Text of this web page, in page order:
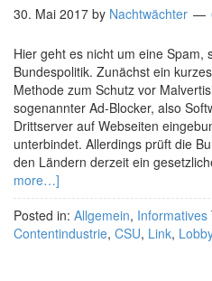
30. Mai 2017 by Nachtwächter
Hier geht es nicht um eine Spam,
Bundespolitik. Zunächst ein
Methode zum Schutz vor
sogenannter Ad-Blocker, also
Drittserver auf Webseiten
unterbindet. Allerdings prüft die
den Ländern derzeit ein
more…]
Posted in: Allgemein, Informatives
Contentindustrie, CSU, Link,